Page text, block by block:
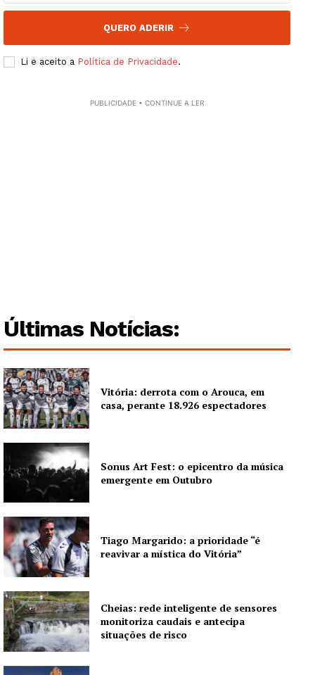
Europa
Grande Entrevista
Publicidade
Quero ser Assinante
QUERO ADERIR
Li e aceito a Política de Privacidade.
PUBLICIDADE • CONTINUE A LER
Últimas Notícias:
Vitória: derrota com o Arouca, em
casa, perante 18.926 espectadores
Sonus Art Fest: o epicentro da música
emergente em Outubro
Tiago Margarido: a prioridade “é
reavivar a mística do Vitória”
Cheias: rede inteligente de sensores
monitoriza caudais e antecipa
situações de risco